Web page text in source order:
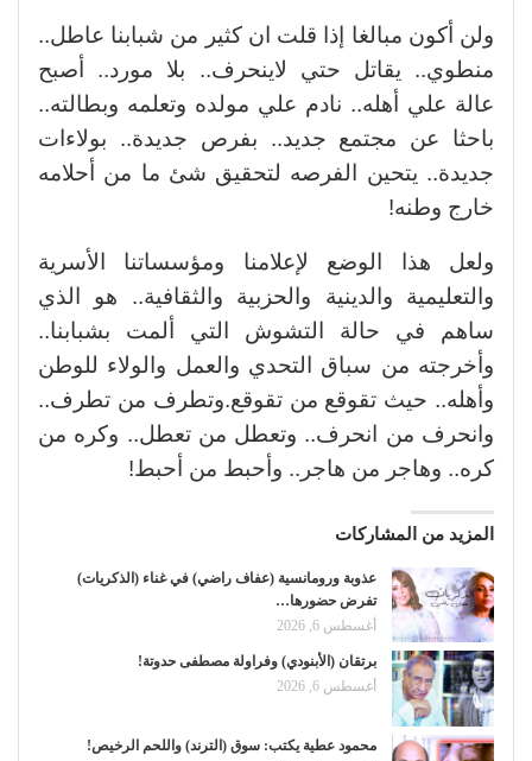
ولن أكون مبالغا إذا قلت ان كثير من شبابنا عاطل..
منطوي.. يقاتل حتي لاينحرف.. بلا مورد.. أصبح
عالة علي أهله.. نادم علي مولده وتعلمه وبطالته..
باحثا عن مجتمع جديد.. بفرص جديدة.. بولاءات
جديدة.. يتحين الفرصه لتحقيق شئ ما من أحلامه
خارج وطنه!
ولعل هذا الوضع لإعلامنا ومؤسساتنا الأسرية
والتعليمية والدينية والحزبية والثقافية.. هو الذي
ساهم في حالة التشوش التي ألمت بشبابنا..
وأخرجته من سباق التحدي والعمل والولاء للوطن
وأهله.. حيث تقوقع من تقوقع.وتطرف من تطرف..
وانحرف من انحرف.. وتعطل من تعطل.. وكره من
كره.. وهاجر من هاجر.. وأحبط من أحبط!
المزيد من المشاركات
عذوبة ورومانسية (عفاف راضي) في غناء (الذكريات)
تفرض حضورها…
أغسطس 6, 2026
برتقان (الأبنودي) وفراولة مصطفى حدوتة!
أغسطس 6, 2026
محمود عطية يكتب: سوق (الترند) واللحم الرخيص!